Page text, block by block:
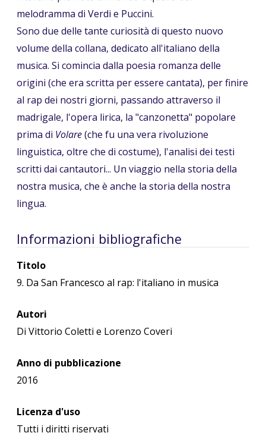
melodramma di Verdi e Puccini.
Sono due delle tante curiosità di questo nuovo
volume della collana, dedicato all'italiano della
musica. Si comincia dalla poesia romanza delle
origini (che era scritta per essere cantata), per finire
al rap dei nostri giorni, passando attraverso il
madrigale, l'opera lirica, la "canzonetta" popolare
prima di Volare(che fu una vera rivoluzione
linguistica, oltre che di costume), l'analisi dei testi
scritti dai cantautori... Un viaggio nella storia della
nostra musica, che è anche la storia della nostra
lingua.
Informazioni bibliografiche
Titolo
9. Da San Francesco al rap: l'italiano in musica
Autori
Di Vittorio Coletti e Lorenzo Coveri
Anno di pubblicazione
2016
Licenza d'uso
Tutti i diritti riservati